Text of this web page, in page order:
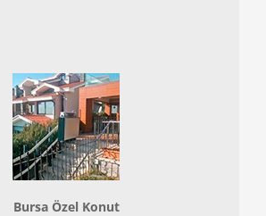
Bursa Özel Konut